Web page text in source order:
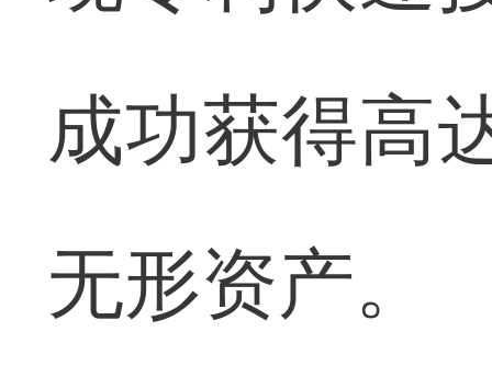
成功获得高
无形资产。